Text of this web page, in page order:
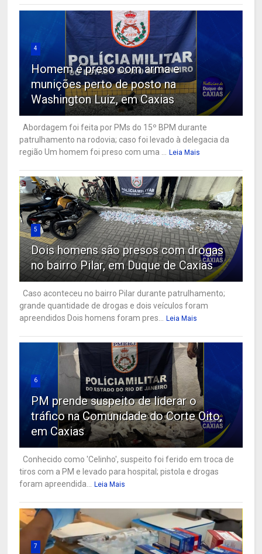
4
Homem é preso com arma e
munições perto de posto na
Washington Luiz, em Caxias
Abordagem foi feita por PMs do 15º BPM durante
patrulhamento na rodovia; caso foi levado à delegacia da
região Um homem foi preso com uma ...
Leia Mais
5
Dois homens são presos com drogas
no bairro Pilar, em Duque de Caxias
Caso aconteceu no bairro Pilar durante patrulhamento;
grande quantidade de drogas e dois veículos foram
apreendidos Dois homens foram pres...
Leia Mais
6
PM prende suspeito de liderar o
tráfico na Comunidade do Corte Oito,
em Caxias
Conhecido como 'Celinho', suspeito foi ferido em troca de
tiros com a PM e levado para hospital; pistola e drogas
foram apreendida...
Leia Mais
7